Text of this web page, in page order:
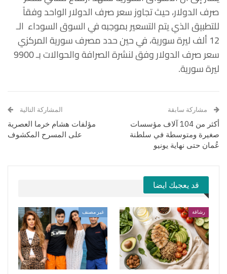
صرف الدولار، حيث تجاوز سعر صرف الدولار الواحد وفقاً
للتطبيق الذي يتم التسعير بموجبه في السوق السوداء الـ
12 ألف ليرة سورية، في حين حدد مصرف سورية المركزي
سعر صرف الدولار وفق لنشرة الصرافة والحوالات بـ 9900
ليرة سورية.
مشاركة سابقة
أكثر من 104 آلاف مؤسسات
صغيرة ومتوسطة في سلطنة
عُمان حتى نهاية يونيو
المشاركة التالية
مؤلفات هشام خرما العصرية
على المسرح المكشوف
قد يعجبك ايضا
رشاقة غير مصنف